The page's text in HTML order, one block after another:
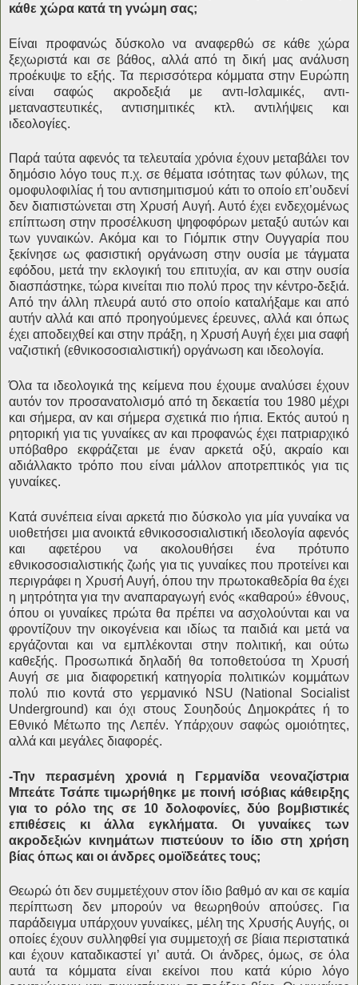
κάθε χώρα κατά τη γνώμη σας;
Είναι προφανώς δύσκολο να αναφερθώ σε κάθε χώρα
ξεχωριστά και σε βάθος, αλλά από τη δική μας ανάλυση
προέκυψε το εξής. Τα περισσότερα κόμματα στην Ευρώπη
είναι σαφώς ακροδεξιά με αντι-Ισλαμικές, αντι-
μεταναστευτικές, αντισημιτικές κτλ. αντιλήψεις και
ιδεολογίες.
Παρά ταύτα αφενός τα τελευταία χρόνια έχουν μεταβάλει τον
δημόσιο λόγο τους π.χ. σε θέματα ισότητας των φύλων, της
ομοφυλοφιλίας ή του αντισημιτισμού κάτι το οποίο επ’ουδενί
δεν διαπιστώνεται στη Χρυσή Αυγή. Αυτό έχει ενδεχομένως
επίπτωση στην προσέλκυση ψηφοφόρων μεταξύ αυτών και
των γυναικών. Ακόμα και το Γιόμπικ στην Ουγγαρία που
ξεκίνησε ως φασιστική οργάνωση στην ουσία με τάγματα
εφόδου, μετά την εκλογική του επιτυχία, αν και στην ουσία
διασπάστηκε, τώρα κινείται πιο πολύ προς την κέντρο-δεξιά.
Από την άλλη πλευρά αυτό στο οποίο καταλήξαμε και από
αυτήν αλλά και από προηγούμενες έρευνες, αλλά και όπως
έχει αποδειχθεί και στην πράξη, η Χρυσή Αυγή έχει μια σαφή
ναζιστική (εθνικοσοσιαλιστική) οργάνωση και ιδεολογία.
Όλα τα ιδεολογικά της κείμενα που έχουμε αναλύσει έχουν
αυτόν τον προσανατολισμό από τη δεκαετία του 1980 μέχρι
και σήμερα, αν και σήμερα σχετικά πιο ήπια. Εκτός αυτού η
ρητορική για τις γυναίκες αν και προφανώς έχει πατριαρχικό
υπόβαθρο εκφράζεται με έναν αρκετά οξύ, ακραίο και
αδιάλλακτο τρόπο που είναι μάλλον αποτρεπτικός για τις
γυναίκες.
Κατά συνέπεια είναι αρκετά πιο δύσκολο για μία γυναίκα να
υιοθετήσει μια ανοικτά εθνικοσοσιαλιστική ιδεολογία αφενός
και αφετέρου να ακολουθήσει ένα πρότυπο
εθνικοσοσιαλιστικής ζωής για τις γυναίκες που προτείνει και
περιγράφει η Χρυσή Αυγή, όπου την πρωτοκαθεδρία θα έχει
η μητρότητα για την αναπαραγωγή ενός «καθαρού» έθνους,
όπου οι γυναίκες πρώτα θα πρέπει να ασχολούνται και να
φροντίζουν την οικογένεια και ιδίως τα παιδιά και μετά να
εργάζονται και να εμπλέκονται στην πολιτική, και ούτω
καθεξής. Προσωπικά δηλαδή θα τοποθετούσα τη Χρυσή
Αυγή σε μια διαφορετική κατηγορία πολιτικών κομμάτων
πολύ πιο κοντά στο γερμανικό NSU (National Socialist
Underground) και όχι στους Σουηδούς Δημοκράτες ή το
Εθνικό Μέτωπο της Λεπέν. Υπάρχουν σαφώς ομοιότητες,
αλλά και μεγάλες διαφορές.
-Την περασμένη χρονιά η Γερμανίδα νεοναζίστρια
Μπεάτε Τσάπε τιμωρήθηκε με ποινή ισόβιας κάθειρξης
για το ρόλο της σε 10 δολοφονίες, δύο βομβιστικές
επιθέσεις κι άλλα εγκλήματα. Οι γυναίκες των
ακροδεξιών κινημάτων πιστεύουν το ίδιο στη χρήση
βίας όπως και οι άνδρες ομοϊδεάτες τους;
Θεωρώ ότι δεν συμμετέχουν στον ίδιο βαθμό αν και σε καμία
περίπτωση δεν μπορούν να θεωρηθούν απούσες. Για
παράδειγμα υπάρχουν γυναίκες, μέλη της Χρυσής Αυγής, οι
οποίες έχουν συλληφθεί για συμμετοχή σε βίαια περιστατικά
και έχουν καταδικαστεί γι’ αυτά. Οι άνδρες, όμως, σε όλα
αυτά τα κόμματα είναι εκείνοι που κατά κύριο λόγο